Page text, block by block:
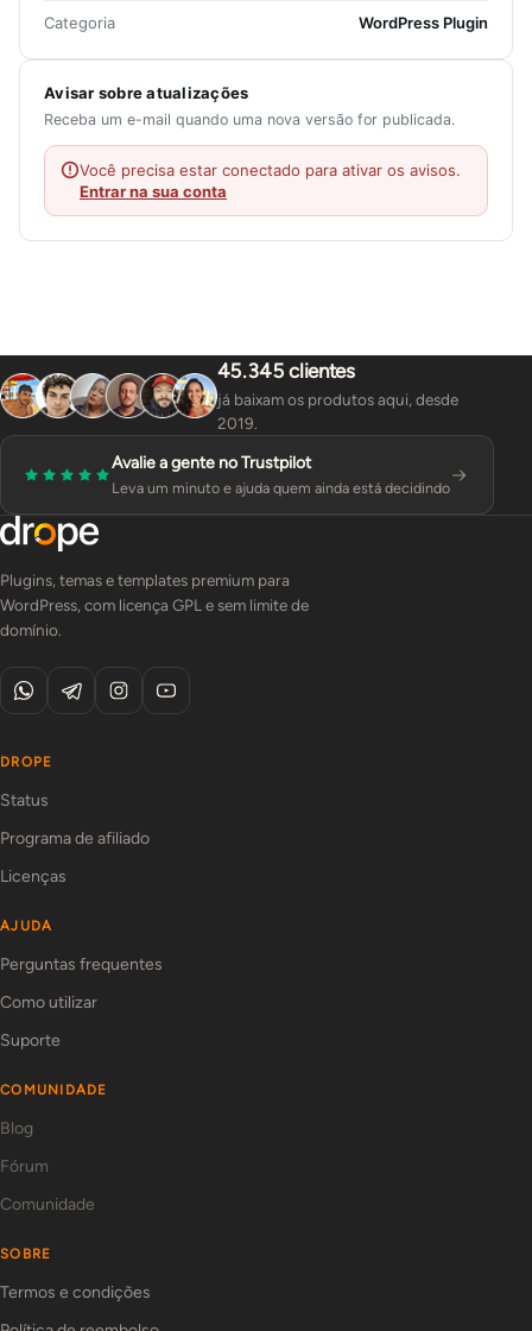
Categoria WordPress Plugin
Avisar sobre atualizações
Receba um e-mail quando uma nova versão for publicada.
Você precisa estar conectado para ativar os avisos.
Entrar na sua conta
45.345 clientes
já baixam os produtos aqui, desde
2019.
Avalie a gente no Trustpilot
Leva um minuto e ajuda quem ainda está decidindo
Plugins, temas e templates premium para
WordPress, com licença GPL e sem limite de
domínio.
DROPE
Status
Programa de afiliado
Licenças
AJUDA
Perguntas frequentes
Como utilizar
Suporte
COMUNIDADE
Blog
Fórum
Comunidade
SOBRE
Termos e condições